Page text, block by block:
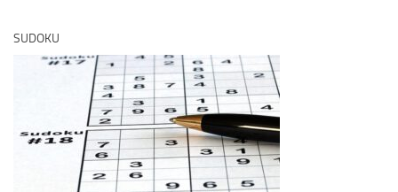
SUDOKU